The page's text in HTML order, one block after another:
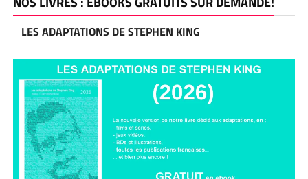
LES ADAPTATIONS DE STEPHEN KING